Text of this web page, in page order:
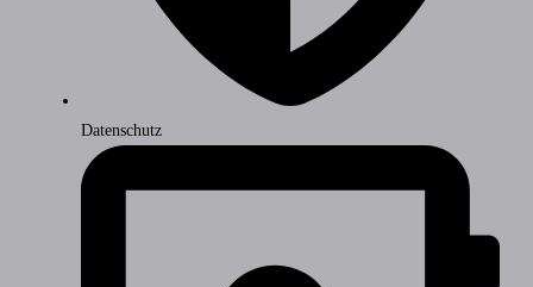
Datenschutz